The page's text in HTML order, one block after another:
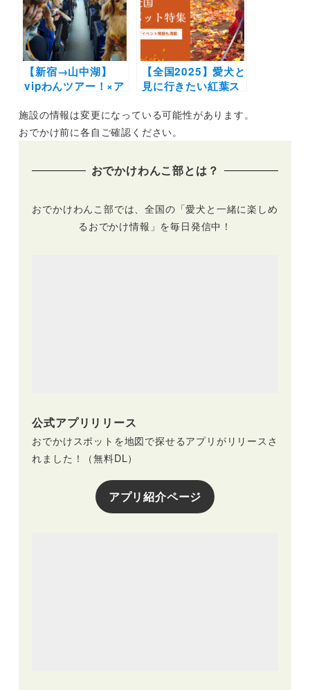
【新宿→山中湖】
vipわんツアー！×ア
バスツアー！獣医師
同行で愛犬の健康が
【全国2025】愛犬と
見に行きたい紅葉ス
アップなどのイベン
ト情報も | ドッグラ
ど非日常スポット満
施設の情報は変更になっている可能性があります。
おでかけ前に各自ご確認ください。
おでかけわんこ部とは？
おでかけわんこ部では、全国の「愛犬と一緒に楽しめ
るおでかけ情報」を毎日発信中！
公式アプリリリース
おでかけスポットを地図で探せるアプリがリリースさ
れました！（無料DL）
アプリ紹介ページ